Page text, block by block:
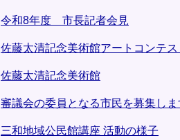
令和8年度 市長記者会見
佐藤太清記念美術館アートコンテ
佐藤太清記念美術館
審議会の委員となる市民を募集しま
三和地域公民館講座 活動の様子